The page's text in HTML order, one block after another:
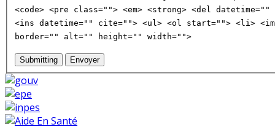
<code> <pre class=""> <em> <strong> <del
<ins datetime="" cite=""> <ul> <ol start=""> <li>
border="" alt="" height="" width="">
Submitting Envoyer